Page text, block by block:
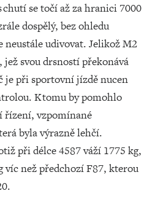
se točí až za hranici 7000
dospělý, bez ohledu
neustále udivovat. Jelikož M2
svou drsností překonává
je při sportovní jízdě nucen
K tomu by pomohlo
vzpomínané
byla výrazně lehčí.
při délce 4587 váží 1775 kg,
víc než předchozí F87, kterou